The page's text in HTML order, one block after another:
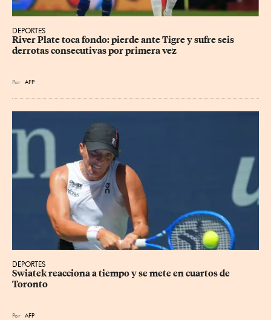
DEPORTES
River Plate toca fondo: pierde ante Tigre y sufre seis
derrotas consecutivas por primera vez
Por AFP
DEPORTES
Swiatek reacciona a tiempo y se mete en cuartos de
Toronto
Por AFP